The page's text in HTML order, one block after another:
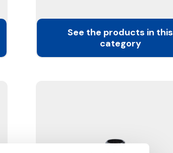
See the products in this
category